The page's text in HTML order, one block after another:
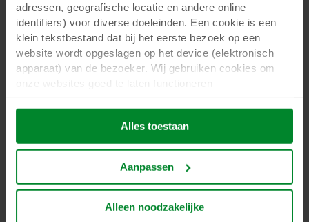
adressen, geografische locatie en andere online
identifiers) voor diverse doeleinden. Een cookie is een
klein tekstbestand dat bij het eerste bezoek op een
website wordt opgeslagen op het device (elektronisch
apparaat) van de bezoeker. Wij gebruiken cookies om
(‘Noodzakelijke’), om uw instellingen te onthouden en uw
gebruikerservaring te verbeteren (‘Functionele’), om uw
gedrag te analyseren en op basis daarvan de websites te
optimaliseren (‘Statistische’), en om onze content en
stemmen op uw gedrag op onze websites (‘Marketing’).
Functionele cookies plaatsen we altijd. Deze zijn namelijk
noodzakelijk om de website goed te laten werken en
Alles toestaan
Aanpassen
Alleen noodzakelijke
Over Grodan
Grodan levert steenwolsubstraten in combinatie